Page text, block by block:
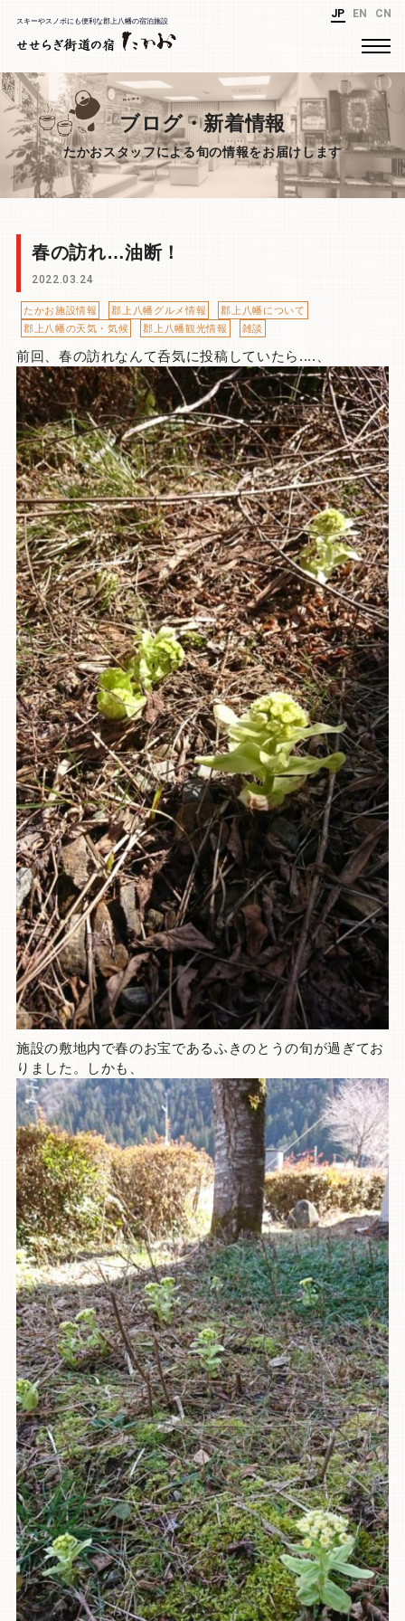
スキーやスノボにも便利な郡上八幡の宿泊施設
JP EN CN
ブログ・新着情報
たかおスタッフによる旬の情報をお届けします
春の訪れ…油断！
2022.03.24
たかお施設情報 郡上八幡グルメ情報
郡上八幡について
郡上八幡の天気・気候
郡上八幡観光情報 雑談
前回、春の訪れなんて呑気に投稿していたら....、
施設の敷地内で春のお宝であるふきのとうの旬が過ぎてお
りました。しかも、